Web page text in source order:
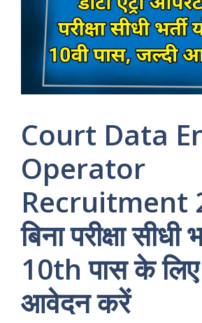
Court Data
Operator
Recruitment
बिना परीक्षा सीधी
10th पास के लिए
आवेदन करें